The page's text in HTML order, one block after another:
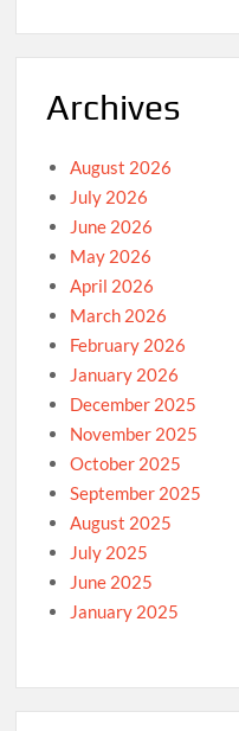
Archives
August 2026
July 2026
June 2026
May 2026
April 2026
March 2026
February 2026
January 2026
December 2025
November 2025
October 2025
September 2025
August 2025
July 2025
June 2025
January 2025